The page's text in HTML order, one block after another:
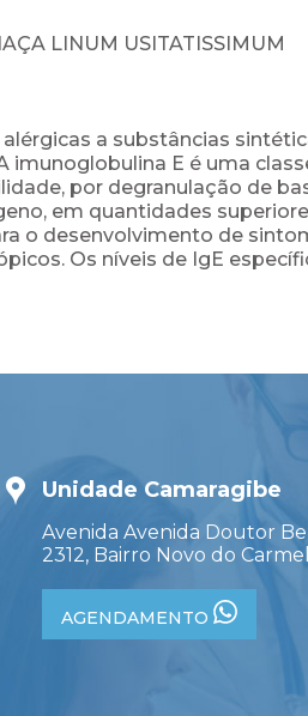
LINUM USITATISSIMUM
a substâncias
imunoglobulina E é uma
por degranulação de
em quantidades
o desenvolvimento de
Os níveis de IgE
Unidade Camaragibe
Avenida Avenida Doutor
2312, Bairro Novo do
AGENDAMENTO